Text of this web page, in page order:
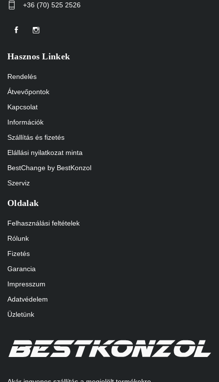
+36 (70) 525 2526
Hasznos Linkek
Rendelés
Átvevőpontok
Kapcsolat
Információk
Szállítás és fizetés
Elállási nyilatkozat minta
BestChange by BestKonzol
Szerviz
Oldalak
Felhasználási feltételek
Rólunk
Fizetés
Garancia
Impresszum
Adatvédelem
Üzletünk